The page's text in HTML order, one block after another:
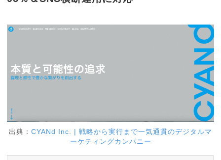
出典： CYANd Inc. | 戦略から実行まで一気通貫のデジタルマ
ーケティングカンパニー